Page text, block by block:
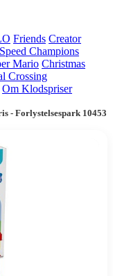
Friends Creator
Speed Champions
Mario Christmas
Crossing
Om Klodspriser
- Forlystelsespark 10453